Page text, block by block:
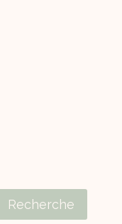
Recherche